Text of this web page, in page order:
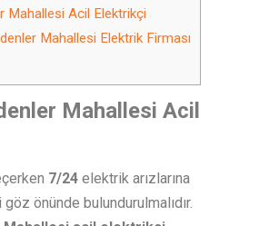
Mahallesi Acil Elektrikçi
Mahallesi Elektrik Firması
Mahallesi Acil
7/24 elektrik arızlarına
önünde bulundurulmalıdır.